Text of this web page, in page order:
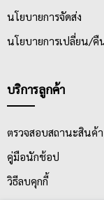
นโยบายการจัดส่ง
นโยบายการเปลี่ยน/คื
บริการลูกค้า
ตรวจสอบสถานะสินค้า
คู่มือนักช้อป
วิธีลบคุกกี้